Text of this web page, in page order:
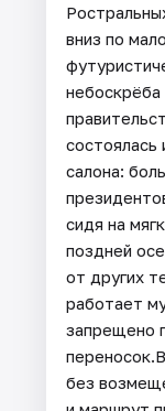
вниз по
салона:
сидя на
поздней
от других
работает
запрещено
без